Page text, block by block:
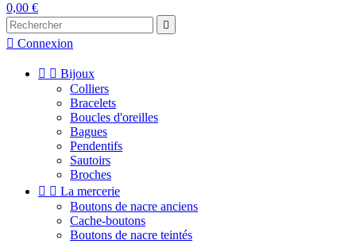
0,00 €

 Connexion
  Bijoux
Colliers
Bracelets
Boucles d'oreilles
Bagues
Pendentifs
Sautoirs
Broches
  La mercerie
Boutons de nacre anciens
Cache-boutons
Boutons de nacre teintés